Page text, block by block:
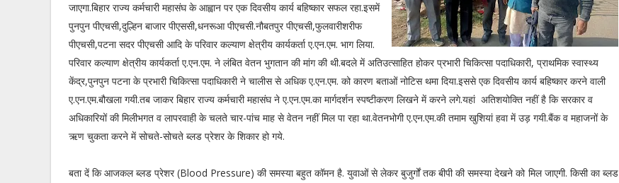
जाएगा.बिहार राज्य कर्मचारी महासंघ के आह्वान पर एक दिवसीय कार्य बहिष्कार सफल रहा.इसमें
पुनपुन पीएचसी,दुल्हिन बाजार पीएससी,धनरूआ पीएचसी.नौबतपुर पीएचसी,फुलवारीशरीफ
पीएचसी,पटना सदर पीएचसी आदि के परिवार कल्याण क्षेत्रीय कार्यकर्ता ए.एन.एम. भाग लिया.
परिवार कल्याण क्षेत्रीय कार्यकर्ता ए.एन.एम. ने लंबित वेतन भुगतान की मांग की थी.बदले में अतिउत्साहित होकर प्रभारी चिकित्सा पदाधिकारी, प्राथमिक स्वास्थ्य
केंद्र,पुनपुन पटना के प्रभारी चिकित्सा पदाधिकारी ने चालीस से अधिक ए.एन.एम. को कारण बताओं नोटिस थमा दिया.इससे एक दिवसीय कार्य बहिष्कार करने वाली
ए.एन.एम.बौखला गयी.तब जाकर बिहार राज्य कर्मचारी महासंघ ने ए.एन.एम.का मार्गदर्शन स्पष्टीकरण लिखने में करने लगे.यहां अतिशयोक्ति नहीं है कि सरकार व
अधिकारियों की मिलीभगत व लापरवाही के चलते चार-पांच माह से वेतन नहीं मिल पा रहा था.वेतनभोगी ए.एन.एम.की तमाम खुशियां हवा में उड़ गयी.बैंक व महाजनों के
ऋण चुकता करने में सोचते-सोचते ब्लड प्रेशर के शिकार हो गये.
बता दें कि आजकल ब्लड प्रेशर (Blood Pressure) की समस्या बहुत कॉमन है. युवाओं से लेकर बुजुर्गों तक बीपी की समस्या देखने को मिल जाएगी. किसी का ब्लड